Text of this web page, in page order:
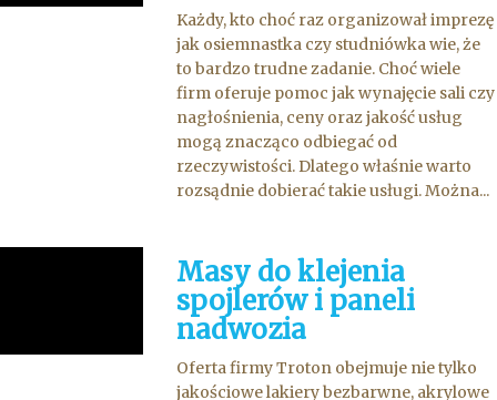
Każdy, kto choć raz organizował imprezę
jak osiemnastka czy studniówka wie, że
to bardzo trudne zadanie. Choć wiele
firm oferuje pomoc jak wynajęcie sali czy
nagłośnienia, ceny oraz jakość usług
mogą znacząco odbiegać od
rzeczywistości. Dlatego właśnie warto
rozsądnie dobierać takie usługi. Można...
Masy do klejenia
spojlerów i paneli
nadwozia
Oferta firmy Troton obejmuje nie tylko
jakościowe lakiery bezbarwne, akrylowe